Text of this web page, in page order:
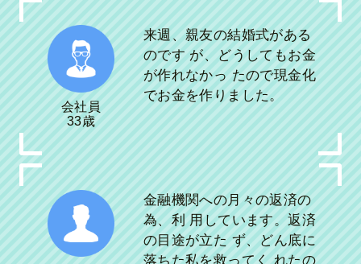
会社員
33歳
来週、親友の結婚式がある
のです が、どうしてもお金
が作れなかっ たので現金化
でお金を作りました。
金融機関への月々の返済の
為、利 用しています。返済
の目途が立た ず、どん底に
落ちた私を救ってく れたの